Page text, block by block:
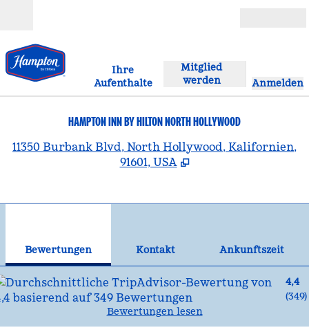
Ihre
Aufenthalte
Mitglied
werden
Anmelden
HAMPTON INN BY HILTON NORTH HOLLYWOOD
11350 Burbank Blvd, North Hollywood, Kalifornien,
91601, USA
Bewertungen Kontakt
Ankunftszeit
4,4
(349)
Bewertungen lesen